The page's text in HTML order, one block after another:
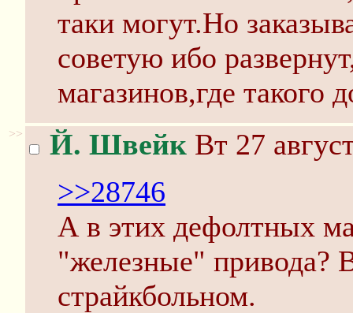
таки могут.Но
советую ибо
магазинов,где такого
>> Й. Швейк Вт 27
>>28746
А в этих дефолтных
"железные" привода?
страйкбольном.